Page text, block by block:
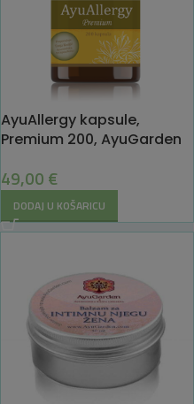
AyuAllergy kapsule,
Premium 200, AyuGarden
49,00 €
DODAJ U KOŠARICU